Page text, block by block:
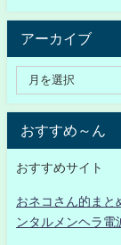
アーカイブ
おすすめ～ん
おすすめサイト
おネコさん的ま
ンタルメンヘラ